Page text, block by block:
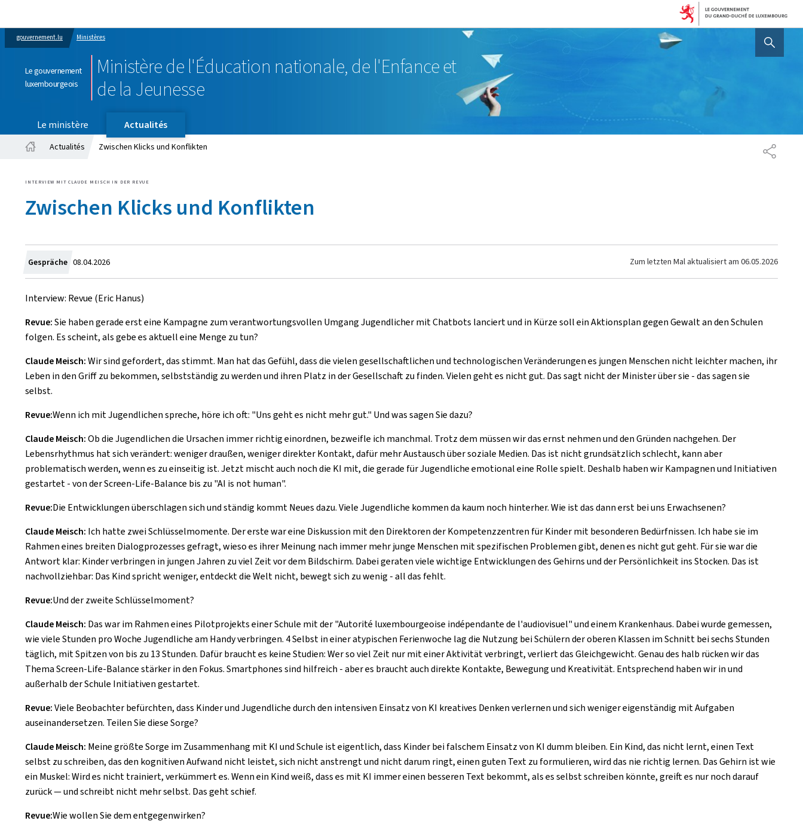
gouvernement.lu Ministères
Le gouvernement
luxembourgeois
Ministère de l'Éducation nationale, de l'Enfance et
de la Jeunesse
AFFICHER / MASQUER
Le ministère
Actualités
TEILEN
Actualités Zwischen Klicks und Konflikten
Zwischen Klicks und Konflikten
INTERVIEW MIT CLAUDE MEISCH IN DER REVUE
Gespräche Crée
le
08.04.2026 Zum letzten Mal aktualisiert am 06.05.2026
Interview: Revue (Eric Hanus)
Revue:Sie haben gerade erst eine Kampagne zum verantwortungsvollen Umgang Jugendlicher mit Chatbots lanciert und in Kürze soll ein Aktionsplan gegen Gewalt an den Schulen
folgen. Es scheint, als gebe es aktuell eine Menge zu tun?
Claude Meisch:Wir sind gefordert, das stimmt. Man hat das Gefühl, dass die vielen gesellschaftlichen und technologischen Veränderungen es jungen Menschen nicht leichter machen, ihr
Leben in den Griff zu bekommen, selbstständig zu werden und ihren Platz in der Gesellschaft zu finden. Vielen geht es nicht gut. Das sagt nicht der Minister über sie - das sagen sie
selbst.
Revue:Wenn ich mit Jugendlichen spreche, höre ich oft: "Uns geht es nicht mehr gut." Und was sagen Sie dazu?
Claude Meisch:Ob die Jugendlichen die Ursachen immer richtig einordnen, bezweifle ich manchmal. Trotz dem müssen wir das ernst nehmen und den Gründen nachgehen. Der
Lebensrhythmus hat sich verändert: weniger draußen, weniger direkter Kontakt, dafür mehr Austausch über soziale Medien. Das ist nicht grundsätzlich schlecht, kann aber
problematisch werden, wenn es zu einseitig ist. Jetzt mischt auch noch die KI mit, die gerade für Jugendliche emotional eine Rolle spielt. Deshalb haben wir Kampagnen und Initiativen
gestartet - von der Screen-Life-Balance bis zu "AI is not human".
Revue:Die Entwicklungen überschlagen sich und ständig kommt Neues dazu. Viele Jugendliche kommen da kaum noch hinterher. Wie ist das dann erst bei uns Erwachsenen?
Claude Meisch: Ich hatte zwei Schlüsselmomente. Der erste war eine Diskussion mit den Direktoren der Kompetenzzentren für Kinder mit besonderen Bedürfnissen. Ich habe sie im
Rahmen eines breiten Dialogprozesses gefragt, wieso es ihrer Meinung nach immer mehr junge Menschen mit spezifischen Problemen gibt, denen es nicht gut geht. Für sie war die
Antwort klar: Kinder verbringen in jungen Jahren zu viel Zeit vor dem Bildschirm. Dabei geraten viele wichtige Entwicklungen des Gehirns und der Persönlichkeit ins Stocken. Das ist
nachvollziehbar: Das Kind spricht weniger, entdeckt die Welt nicht, bewegt sich zu wenig - all das fehlt.
Revue:Und der zweite Schlüsselmoment?
Claude Meisch: Das war im Rahmen eines Pilotprojekts einer Schule mit der "Autorité luxembourgeoise indépendante de l'audiovisuel" und einem Krankenhaus. Dabei wurde gemessen,
wie viele Stunden pro Woche Jugendliche am Handy verbringen. 4 Selbst in einer atypischen Ferienwoche lag die Nutzung bei Schülern der oberen Klassen im Schnitt bei sechs Stunden
täglich, mit Spitzen von bis zu 13 Stunden. Dafür braucht es keine Studien: Wer so viel Zeit nur mit einer Aktivität verbringt, verliert das Gleichgewicht. Genau des halb rücken wir das
Thema Screen-Life-Balance stärker in den Fokus. Smartphones sind hilfreich - aber es braucht auch direkte Kontakte, Bewegung und Kreativität. Entsprechend haben wir in und
außerhalb der Schule Initiativen gestartet.
Revue:Viele Beobachter befürchten, dass Kinder und Jugendliche durch den intensiven Einsatz von KI kreatives Denken verlernen und sich weniger eigenständig mit Aufgaben
auseinandersetzen. Teilen Sie diese Sorge?
Claude Meisch: Meine größte Sorge im Zusammenhang mit KI und Schule ist eigentlich, dass Kinder bei falschem Einsatz von KI dumm bleiben. Ein Kind, das nicht lernt, einen Text
selbst zu schreiben, das den kognitiven Aufwand nicht leistet, sich nicht anstrengt und nicht darum ringt, einen guten Text zu formulieren, wird das nie richtig lernen. Das Gehirn ist wie
ein Muskel: Wird es nicht trainiert, verkümmert es. Wenn ein Kind weiß, dass es mit KI immer einen besseren Text bekommt, als es selbst schreiben könnte, greift es nur noch darauf
zurück — und schreibt nicht mehr selbst. Das geht schief.
Revue:Wie wollen Sie dem entgegenwirken?